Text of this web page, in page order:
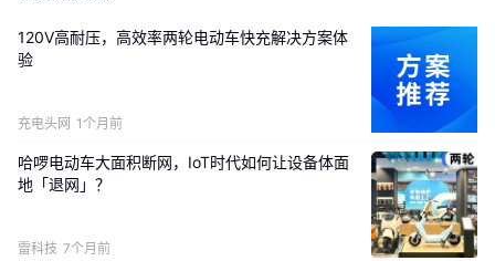
120V高耐压，高效率两轮电动车快充解决方案体
验
充电头网 1个月前
哈啰电动车大面积断网，IoT时代如何让设备体面
地「退网」？
雷科技 7个月前